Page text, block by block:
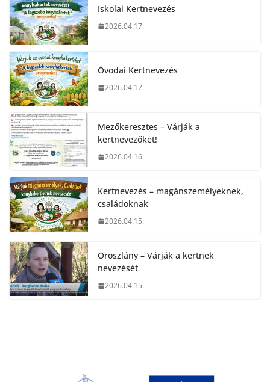
Iskolai Kertnevezés
2026.04.17.
Óvodai Kertnevezés
2026.04.17.
Mezőkeresztes – Várják a
kertnevezőket!
2026.04.16.
Kertnevezés – magánszemélyeknek,
családoknak
2026.04.15.
Oroszlány – Várják a kertnek
nevezését
2026.04.15.